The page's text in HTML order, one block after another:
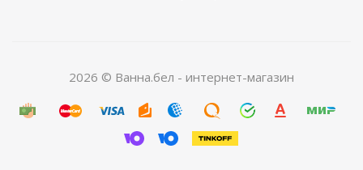
2026 © Ванна.бел - интернет-магазин